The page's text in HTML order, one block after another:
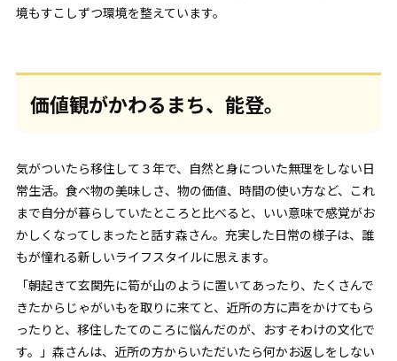
境もすこしずつ環境を整えています。
価値観がかわるまち、能登。
気がついたら移住して３年で、自然と身についた無理をしない日
常生活。食べ物の美味しさ、物の価値、時間の使い方など、これ
まで自分が暮らしていたところと比べると、いい意味で感覚がお
かしくなってしまったと話す森さん。充実した日常の様子は、誰
もが憧れる新しいライフスタイルに思えます。
「朝起きて玄関先に筍が山のように置いてあったり、たくさんで
きたからじゃがいもを取りに来てと、近所の方に声をかけてもら
ったりと、移住したてのころに悩んだのが、おすそわけの文化で
す。」森さんは、近所の方からいただいたら何かお返しをしない